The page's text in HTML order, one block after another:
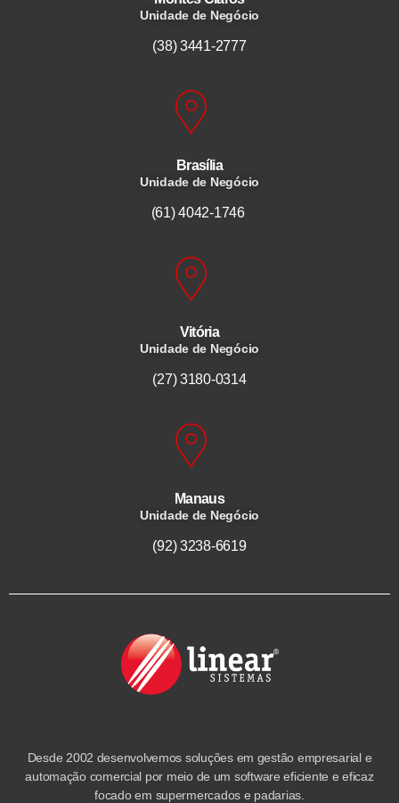
Unidade de Negócio
(38) 3441-2777
Brasília
Unidade de Negócio
(61) 4042-1746
Vitória
Unidade de Negócio
(27) 3180-0314
Manaus
Unidade de Negócio
(92) 3238-6619
Desde 2002 desenvolvemos soluções em gestão empresarial e
automação comercial por meio de um software eficiente e eficaz
focado em supermercados e padarias.